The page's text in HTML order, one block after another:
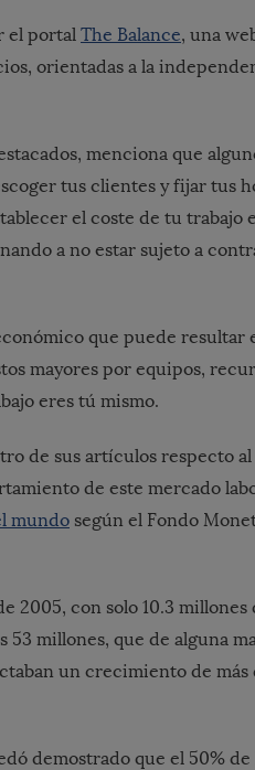
el portal The Balance, una
orientadas a la
menciona que
tus clientes y fijar tus
el coste de tu trabajo
a no estar sujeto a
que puede resultar
mayores por equipos,
eres tú mismo.
de sus artículos respecto
de este mercado
mundo según el Fondo
2005, con solo 10.3 millones
53 millones, que de alguna
un crecimiento de más
demostrado que el 50% de